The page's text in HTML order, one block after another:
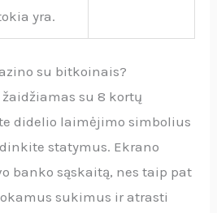
yra.
su bitkoinais?
su 8 kortų
didelio laimėjimo simbolius
statymus. Ekrano
banko sąskaitą, nes taip pat
sukimus ir atrasti